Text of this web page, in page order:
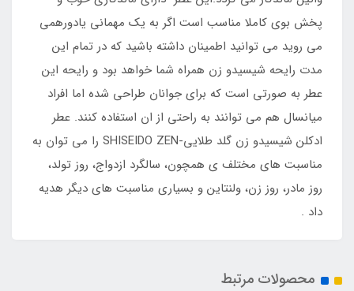
پخش بوی کاملا مناسب است اگر به یک مهمانی یادورهمی
می روید می توانید اطمینان داشته باشید که در تمام این
مدت رایحه شیسیدو زن همراه شما خواهد بود و رایحه این
عطر به صورتی است که برای جوانان طراحی شده اما افراد
میانسال هم می توانند به راحتی از ان استفاده کنند. عطر
ادکلن شیسیدو زن گلد طلایی-SHISEIDO ZEN را می توان به
مناسبت های مختلف ی همچون، سالگرد ازدواج، روز تولد،
روز مادر، روز زن، ولنتاین و بسیاری مناسبت های دیگر هدیه
داد .
محصولات مرتبط